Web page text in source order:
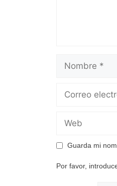
Guarda mi
Por favor,